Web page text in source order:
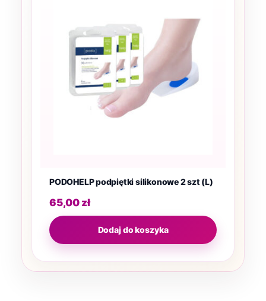
PODOHELP podpiętki silikonowe 2 szt (L)
65,00 zł
Dodaj do koszyka